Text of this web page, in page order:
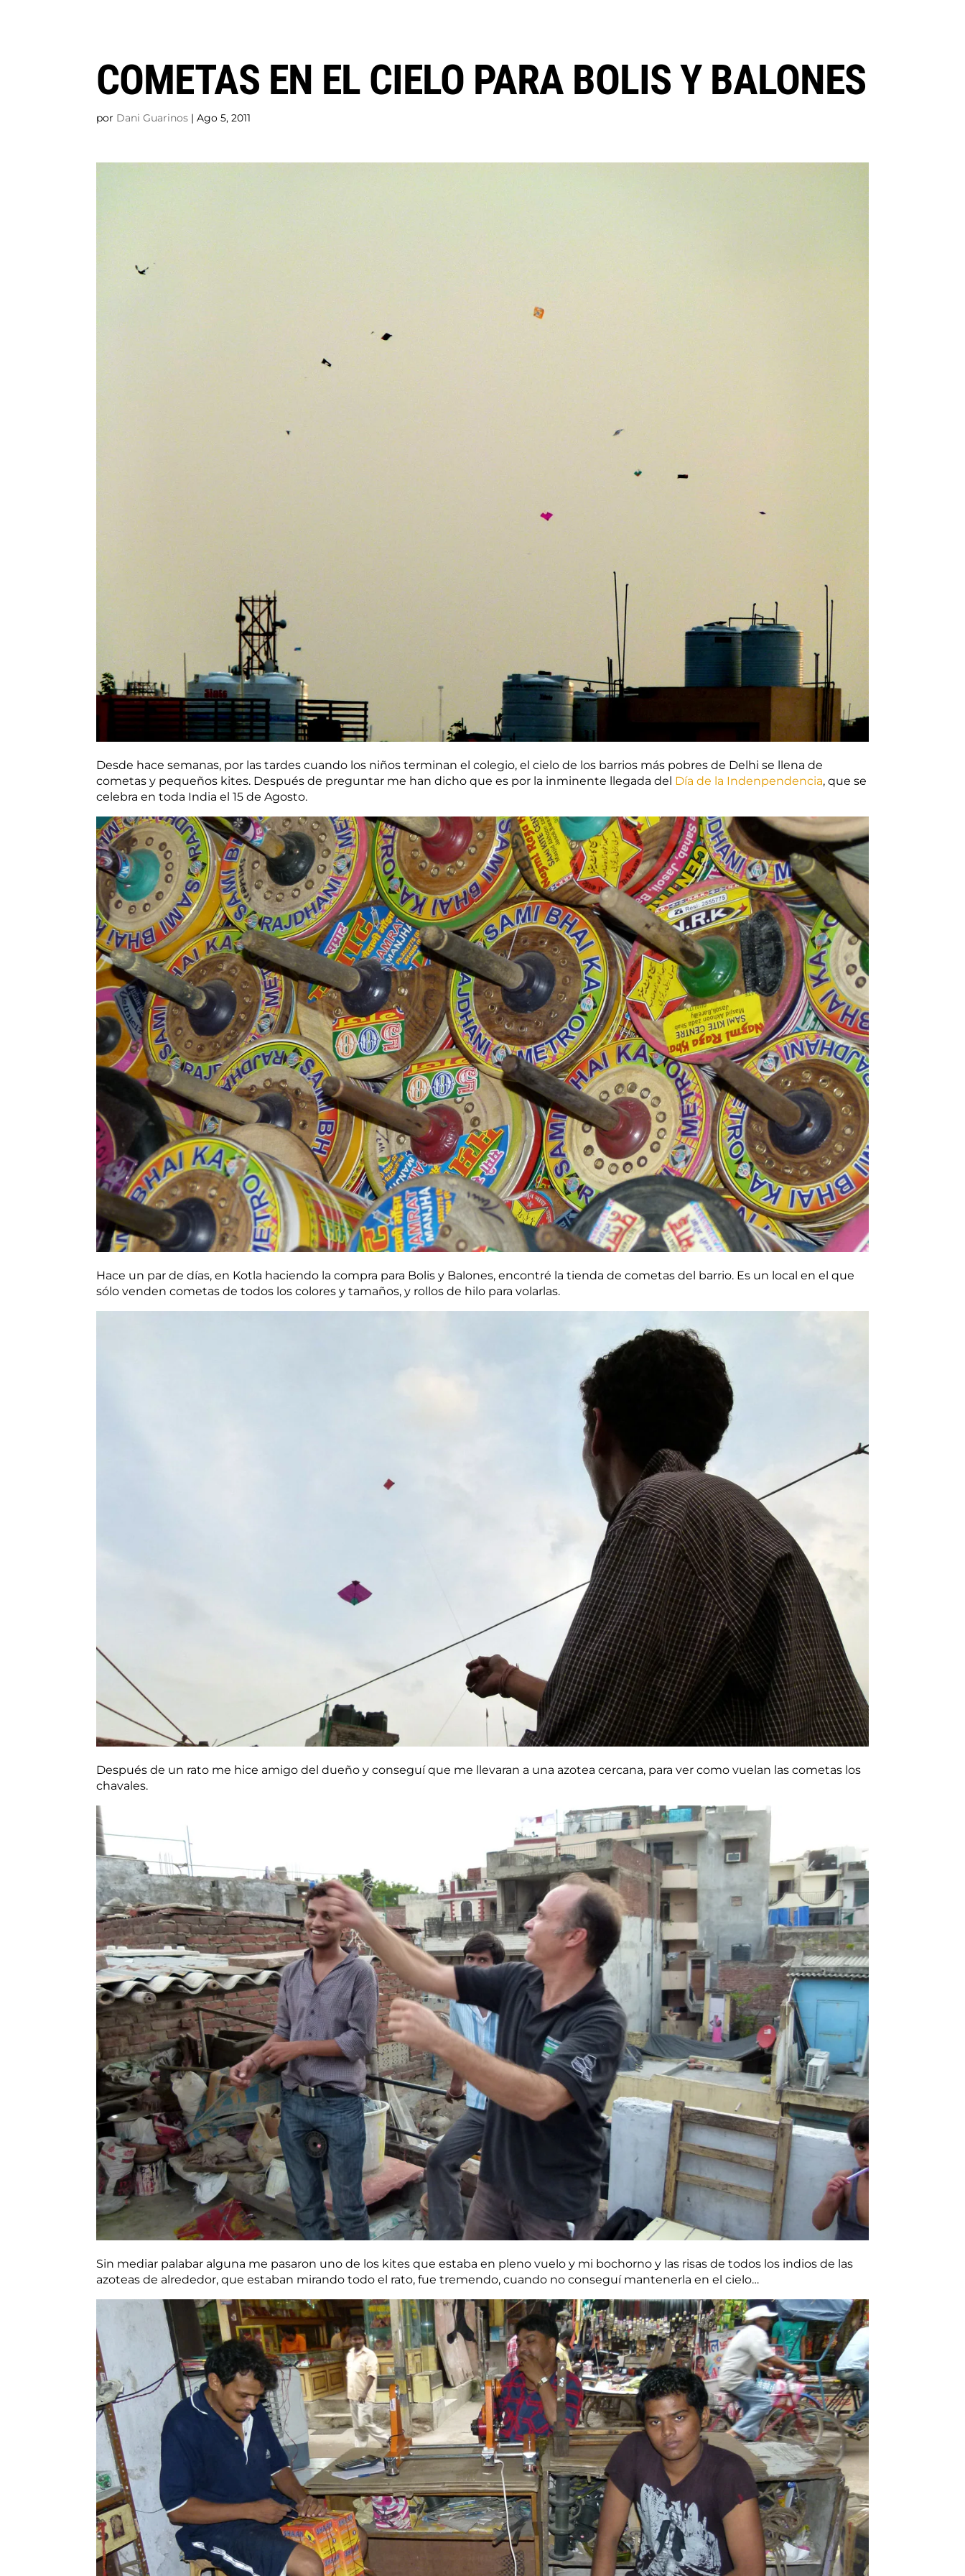
COMETAS EN EL CIELO PARA BOLIS Y BALONES
por Dani Guarinos |Ago 5, 2011
Desde hace semanas, por las tardes cuando los niños terminan el colegio, el cielo de los barrios más pobres de Delhi se llena de
cometas y pequeños kites. Después de preguntar me han dicho que es por la inminente llegada del Día de la Indenpendencia, que se
celebra en toda India el 15 de Agosto.
Hace un par de días, en Kotla haciendo la compra para Bolis y Balones, encontré la tienda de cometas del barrio. Es un local en el que
sólo venden cometas de todos los colores y tamaños, y rollos de hilo para volarlas.
Después de un rato me hice amigo del dueño y conseguí que me llevaran a una azotea cercana, para ver como vuelan las cometas los
chavales.
Sin mediar palabar alguna me pasaron uno de los kites que estaba en pleno vuelo y mi bochorno y las risas de todos los indios de las
azoteas de alrededor, que estaban mirando todo el rato, fue tremendo, cuando no conseguí mantenerla en el cielo…